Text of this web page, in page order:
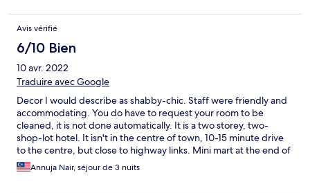
Avis vérifié
6/10 Bien
10 avr. 2022
Traduire avec Google
Decor I would describe as shabby-chic. Staff were friendly and
accommodating. You do have to request your room to be
cleaned, it is not done automatically. It is a two storey, two-
shop-lot hotel. It isn't in the centre of town, 10-15 minute drive
to the centre, but close to highway links. Mini mart at the end of
the shop lot row is useful. There is also a pub along the same
row. There is no breakfast or food facility at this hotel. Our room
Annuja Nair, séjour de 3 nuits